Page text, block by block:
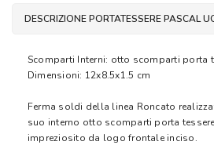
DESCRIZIONE PORTATESSERE PASCAL
Scomparti Interni: otto scomparti porta
Dimensioni: 12x8.5x1.5 cm
Ferma soldi della linea Roncato
suo interno otto scomparti porta
impreziosito da logo frontale inciso.